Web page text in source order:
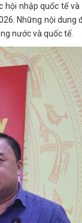
nhập quốc tế và
Những nội dung
nước và quốc tế.